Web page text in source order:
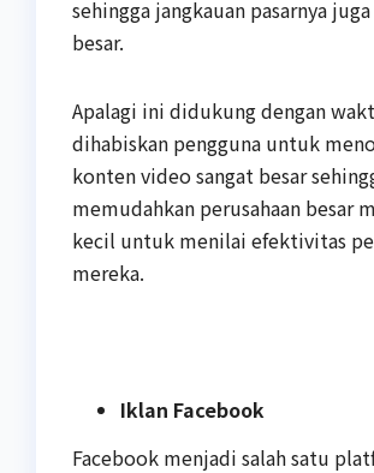
sehingga jangkauan pasarnya
besar.
Apalagi ini didukung dengan
dihabiskan pengguna untuk
konten video sangat besar
memudahkan perusahaan besar
kecil untuk menilai efektivitas
mereka.
Iklan Facebook
Facebook menjadi salah satu